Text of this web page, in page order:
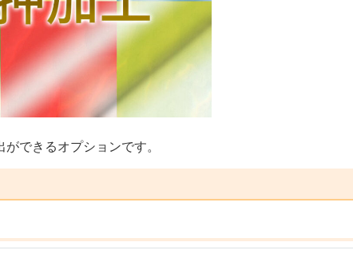
できるオプションです。